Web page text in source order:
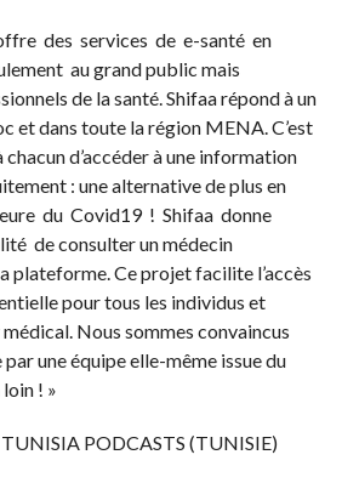
des services de e-santé en
au grand public mais
de la santé. Shifaa répond à un
et dans toute la région MENA. C’est
d’accéder à une information
: une alternative de plus en
du Covid19 ! Shifaa donne
de consulter un médecin
plateforme. Ce projet facilite l’accès
pour tous les individus et
Nous sommes convaincus
une équipe elle-même issue du
! »
PODCASTS (TUNISIE)